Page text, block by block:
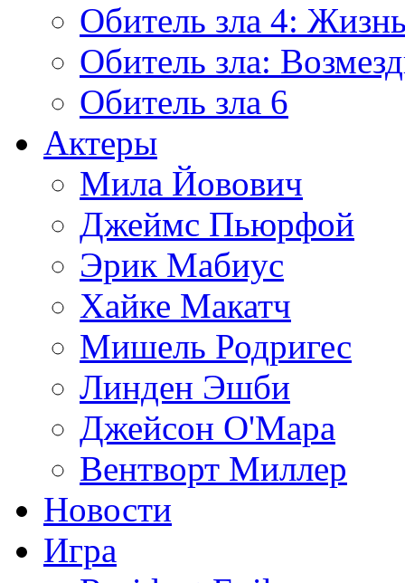
Обитель зла 4:
Обитель зла:
Обитель зла 6
Актеры
Мила Йовович
Джеймс Пьюрфой
Эрик Мабиус
Хайке Макатч
Мишель Родригес
Линден Эшби
Джейсон О'Мара
Вентворт Миллер
Новости
Игра